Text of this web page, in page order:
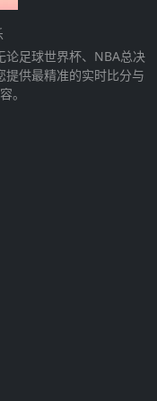
论足球世界杯、NBA总决
提供最精准的实时比分与
。